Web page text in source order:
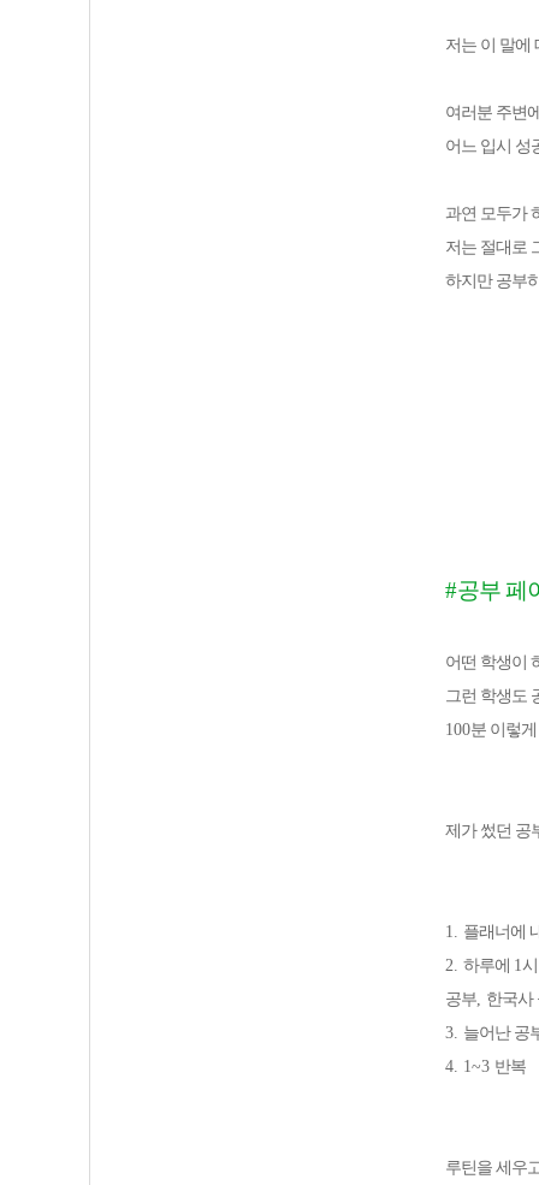
저는 이 말에
여러분 주변
어느 입시 성
과연 모두가
저는 절대로
하지만 공부
#공부 페
어떤 학생이
그런 학생도
100분 이렇
제가 썼던 공
1. 플래너에
2. 하루에 1
공부, 한국사
3. 늘어난 공
4. 1~3 반복
루틴을 세우